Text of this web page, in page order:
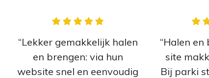
“Lekker gemakkelijk halen
en brengen: via hun
website snel en eenvoudig
“Halen
site
Bij parki